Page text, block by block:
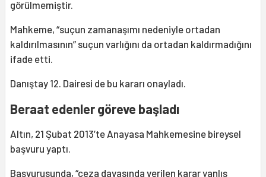
görülmemiştir.
Mahkeme, “suçun zamanaşımı nedeniyle ortadan
kaldırılmasının” suçun varlığını da ortadan kaldırmadığını
ifade etti.
Danıştay 12. Dairesi de bu kararı onayladı.
Beraat edenler göreve başladı
Altın, 21 Şubat 2013’te Anayasa Mahkemesine bireysel
başvuru yaptı.
Başvurusunda, “ceza davasında verilen karar yanlış